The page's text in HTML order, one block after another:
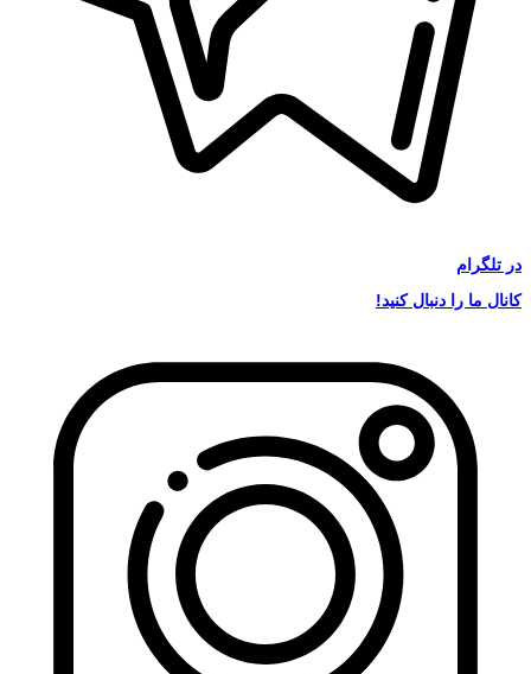
در تلگرام
کانال ما را دنبال کنید!